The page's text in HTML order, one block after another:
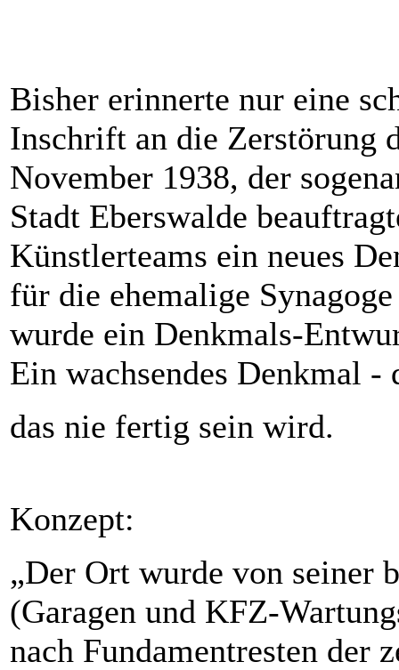
Bisher erinnerte nur eine
Inschrift an die Zerstörung
November 1938, der
Stadt Eberswalde
Künstlerteams ein neues
für die ehemalige
wurde ein Denkmals-
Ein wachsendes Denkmal -
das nie fertig sein wird.
Konzept:
„Der Ort wurde von seiner
(Garagen und KFZ-
nach Fundamentresten der